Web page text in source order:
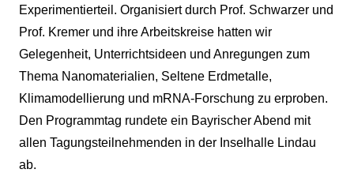
Experimentierteil. Organisiert durch Prof. Schwarzer und
Prof. Kremer und ihre Arbeitskreise hatten wir
Gelegenheit, Unterrichtsideen und Anregungen zum
Thema Nanomaterialien, Seltene Erdmetalle,
Klimamodellierung und mRNA-Forschung zu erproben.
Den Programmtag rundete ein Bayrischer Abend mit
allen Tagungsteilnehmenden in der Inselhalle Lindau
ab.